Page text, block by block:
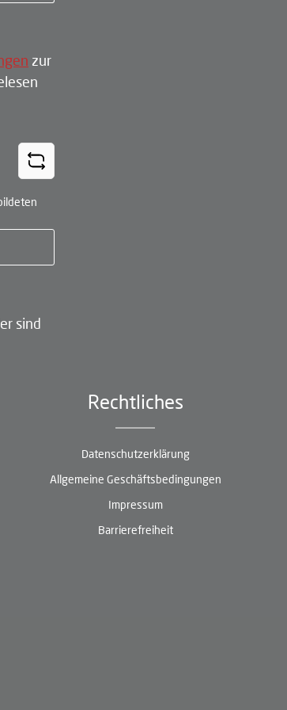
zur
sind
Rechtliches
Datenschutzerklärung
Allgemeine Geschäftsbedingungen
Impressum
Barrierefreiheit